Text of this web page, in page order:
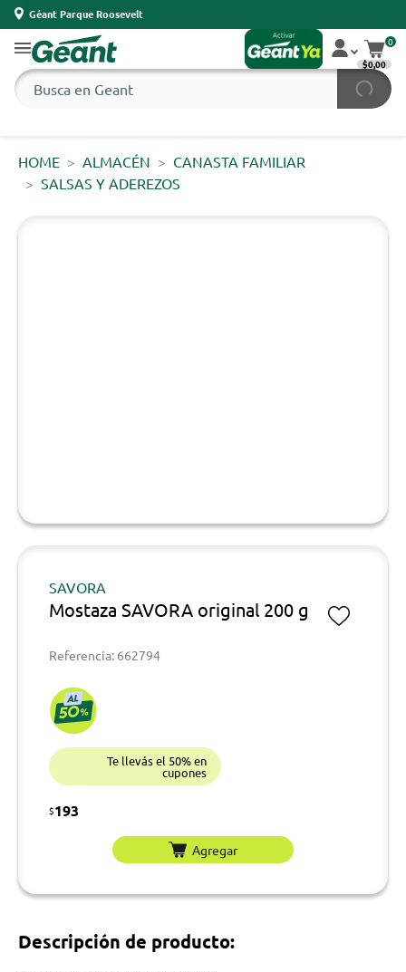
Géant Parque Roosevelt
0
$0,00
HOME ALMACÉN
CANASTA FAMILIAR
SALSAS Y ADEREZOS
SAVORA
Mostaza SAVORA original 200 g
Referencia: 662794
Te llevás el 50% en
cupones
$193
Agregar
Descripción de producto: